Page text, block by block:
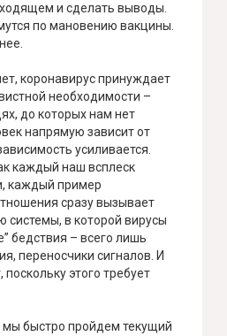
и сделать выводы.
по мановению вакцины.
коронавирус принуждает
необходимости –
до которых нам нет
напрямую зависит от
усиливается.
каждый наш всплеск
каждый пример
сразу вызывает
системы, в которой вирусы
бедствия – всего лишь
переносчики сигналов. И
поскольку этого требует
быстро пройдем текущий